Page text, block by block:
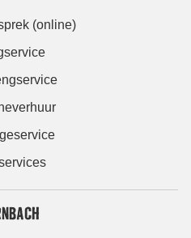
(online)